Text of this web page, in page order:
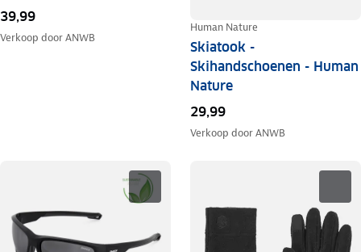
39,99
Verkoop doorANWB
Human Nature
Skiatook -
Skihandschoenen - Human
Nature
29,99
Verkoop doorANWB